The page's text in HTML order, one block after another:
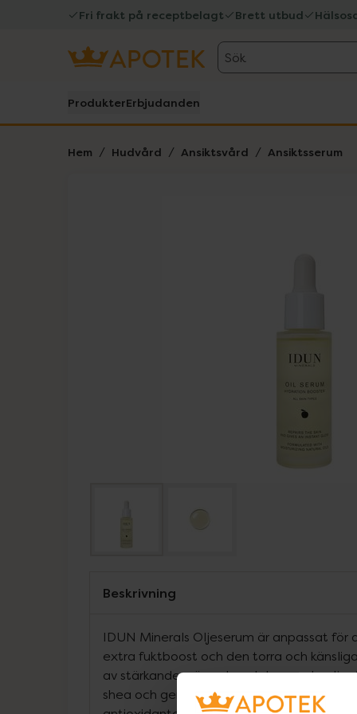
Fri frakt på receptbelagt Brett utbud
Sök
ProdukterErbjudanden
Hem Hudvård Ansiktsvård Ansiktsserum
Beskrivning
IDUN Minerals Oljeserum är anpassat för
extra fuktboost och den torra och
av stärkande, närande och lugnande oljor
shea och ger huden en riktig fuktboost på